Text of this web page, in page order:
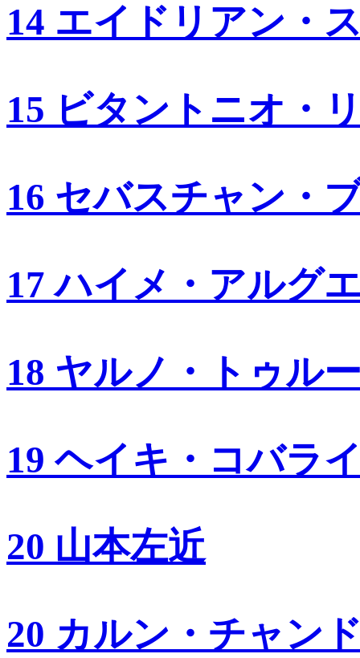
14 エイドリアン・
15 ビタントニオ・
16 セバスチャン・
17 ハイメ・アルグ
18 ヤルノ・トゥル
19 ヘイキ・コバラ
20 山本左近
20 カルン・チャン